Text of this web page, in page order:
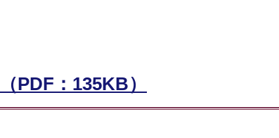
：135KB）